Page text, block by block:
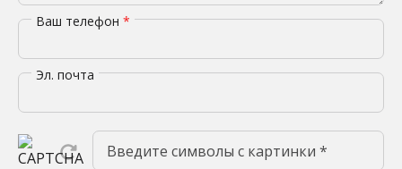
Ваш телефон *
Эл. почта